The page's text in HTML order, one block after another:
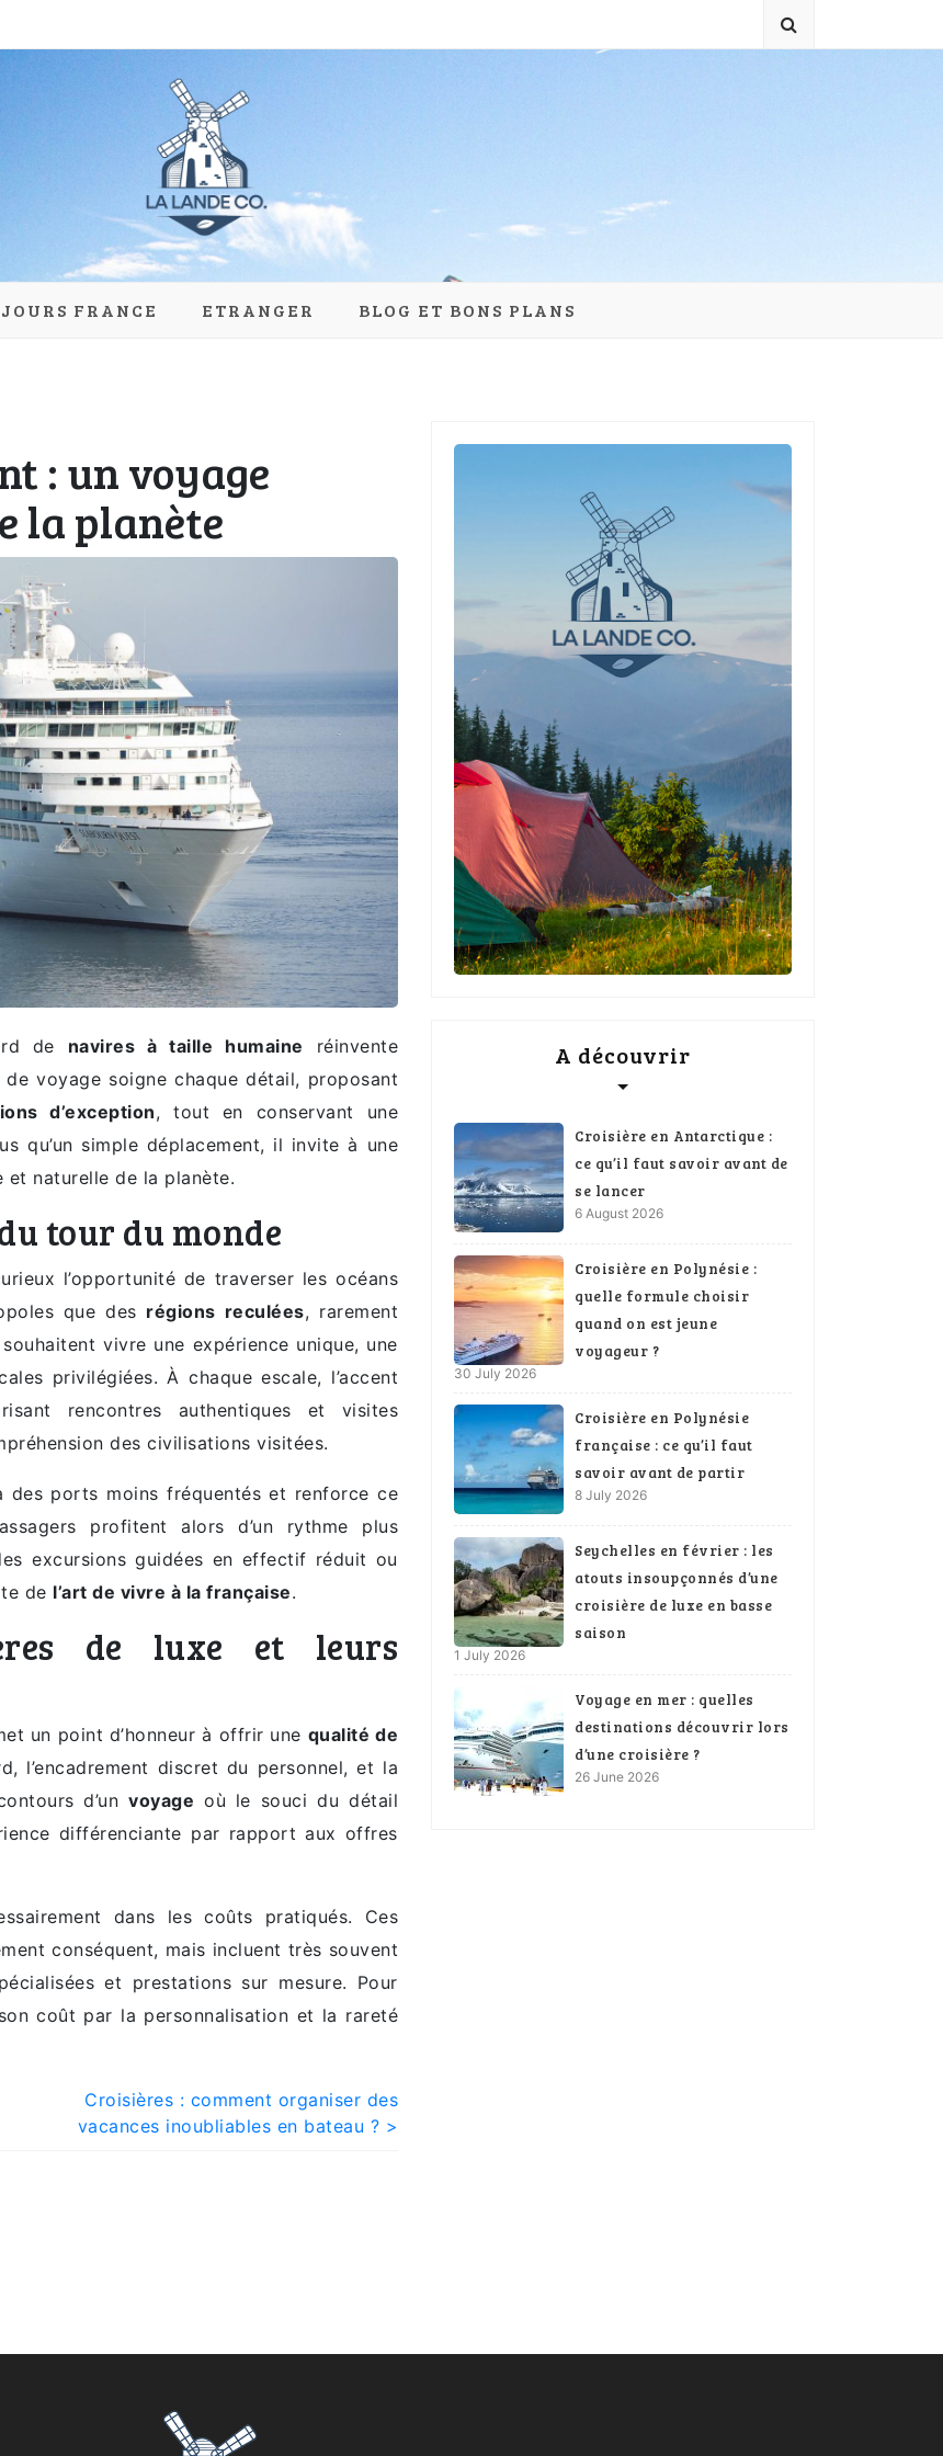
FRANCE ETRANGER BLOG ET BONS PLANS
: un voyage
la planète
de navires à taille humaine réinvente
voyage soigne chaque détail, proposant
d’exception, tout en conservant une
qu’un simple déplacement, il invite à une
naturelle de la planète.
tour du monde
l’opportunité de traverser les océans
que des régions reculées, rarement
vivre une expérience unique, une
privilégiées. À chaque escale, l’accent
rencontres authentiques et visites
des civilisations visitées.
des ports moins fréquentés et renforce ce
profitent alors d’un rythme plus
excursions guidées en effectif réduit ou
de l’art de vivre à la française.
de luxe et leurs
un point d’honneur à offrir une qualité de
l’encadrement discret du personnel, et la
d’unvoyage où le souci du détail
différenciante par rapport aux offres
dans les coûts pratiqués. Ces
conséquent, mais incluent très souvent
et prestations sur mesure. Pour
coût par la personnalisation et la rareté
Croisières : comment organiser des
vacances inoubliables en bateau ? >
A découvrir
Croisière en Antarctique :
ce qu’il faut savoir avant de
se lancer
6 August 2026
Croisière en Polynésie :
quelle formule choisir
quand on est jeune
voyageur ?
30 July 2026
Croisière en Polynésie
française : ce qu’il faut
savoir avant de partir
8 July 2026
Seychelles en février : les
atouts insoupçonnés d’une
croisière de luxe en basse
saison
1 July 2026
Voyage en mer : quelles
destinations découvrir lors
d’une croisière ?
26 June 2026